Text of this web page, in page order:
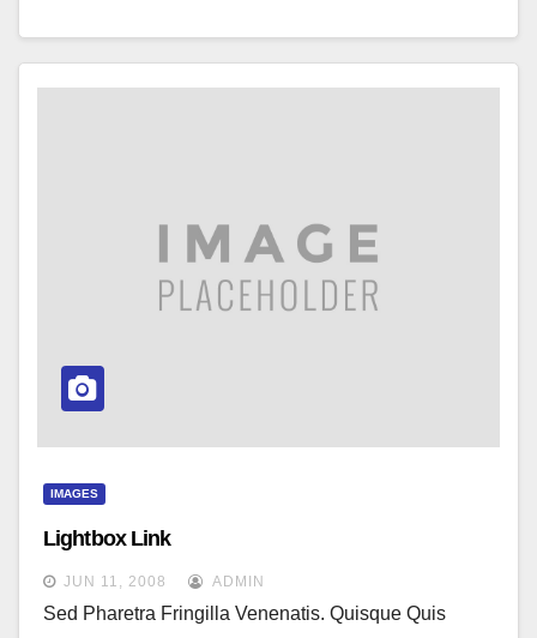
IMAGES
Lightbox Link
JUN 11, 2008 ADMIN
Sed Pharetra Fringilla Venenatis. Quisque Quis